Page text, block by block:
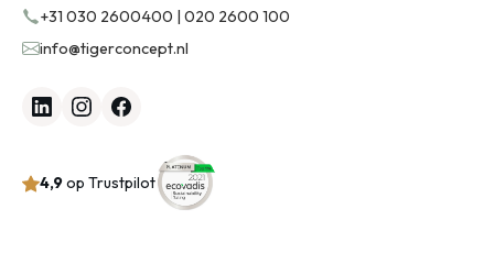
+31 030 2600400 | 020 2600 100
info@tigerconcept.nl
4,9op Trustpilot